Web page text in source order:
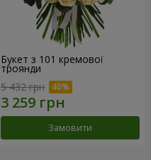
Букет з 101 кремової
троянди
5 432 грн
Замовити